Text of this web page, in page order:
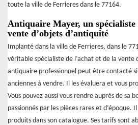
toute la ville de Ferrieres dans le 77164.
Antiquaire Mayer, un spécialiste
vente d’objets d’antiquité
Implanté dans la ville de Ferrieres, dans le
véritable spécialiste de l’achat et de la vente
antiquaire professionnel peut être contacté si
anciennes à vendre. Il les évaluera et vous
Vous pouvez aussi vous rendre auprès de sa
passionnés par les pièces rares et d’époque.
produits dans son catalogue. Ses tarifs sont